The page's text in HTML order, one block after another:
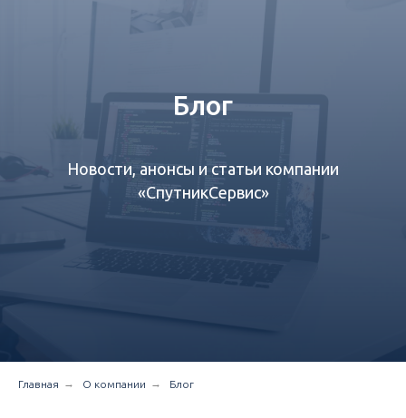
Блог
Новости, анонсы и статьи компании
«СпутникСервис»‎
Главная → О компании → Блог